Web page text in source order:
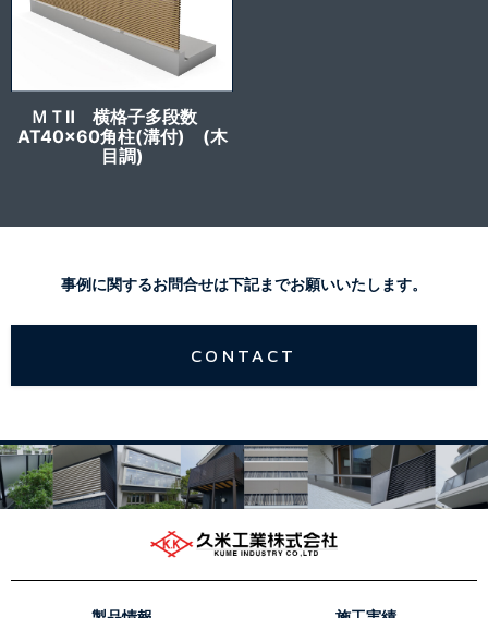
ＭＴⅡ 横格子多段数
AT40x60角柱(溝付) (木
目調)
事例に関するお問合せは下記までお願いいたします。
CONTACT